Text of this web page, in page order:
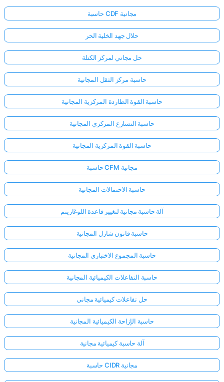
حاسبة CDF مجانية
حلال جهد الخلية الحر
حل مجاني لمركز الكتلة
حاسبة مركز الثقل المجانية
حاسبة القوة الطاردة المركزية المجانية
حاسبة التسارع المركزي المجانية
حاسبة القوة المركزية المجانية
حاسبة CFM مجانية
حاسبة الاحتمالات المجانية
آلة حاسبة مجانية لتغيير قاعدة اللوغاريتم
حاسبة قانون شارل المجانية
حاسبة المجموع الاختباري المجانية
حاسبة التفاعلات الكيميائية المجانية
حل تفاعلات كيميائية مجاني
حاسبة الإزاحة الكيميائية المجانية
آلة حاسبة كيميائية مجانية
حاسبة CIDR مجانية